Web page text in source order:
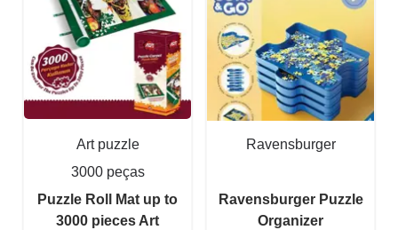
Art puzzle
3000 peças
Puzzle Roll Mat up to
3000 pieces Art
Ravensburger
Ravensburger Puzzle
Organizer